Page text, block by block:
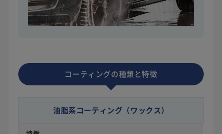
コーティングの種類と特徴
油脂系コーティング （ワックス）